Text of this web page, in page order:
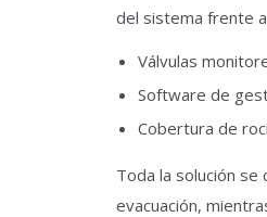
del sistema frente
Válvulas
Software de
Cobertura de
Toda la solución se
evacuación,